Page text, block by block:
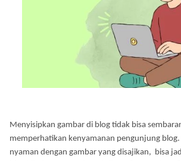
Menyisipkan gambar di blog tidak bisa
memperhatikan kenyamanan pengunjung
nyaman dengan gambar yang disajikan, bisa